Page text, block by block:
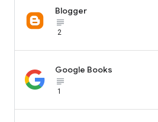
Blogger
subject_black
2
Google Books
subject_black
1